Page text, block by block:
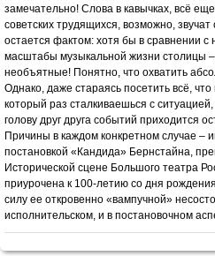
замечательно! Слова в кавычках, всё
советских трудящихся, возможно,
остается фактом: хотя бы в сравнении
масштабы музыкальной жизни столицы –
необъятные! Понятно, что охватить
Однако, даже стараясь посетить всё,
который раз сталкиваешься с
голову друг друга событий приходится
Причины в каждом конкретном случае –
постановкой «Кандида» Бернстайна,
Исторической сцене Большого театра
приурочена к 100-летию со дня
силу ее откровенно «вампучной»
исполнительском, и в постановочном